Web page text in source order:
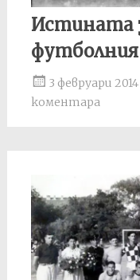
Истината
футболния
3 февруари 2014
коментара